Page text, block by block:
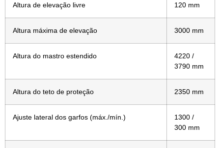
Altura de elevação livre 120 mm
Altura máxima de elevação 3000 mm
Altura do mastro estendido
4220 /
3790 mm
Altura do teto de proteção 2350 mm
Ajuste lateral dos garfos (máx./mín.)
1300 /
300 mm